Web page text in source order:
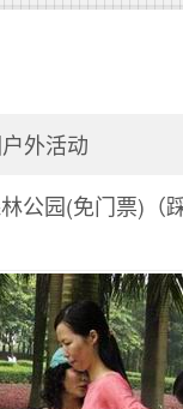
外活动
公园(免门票)（